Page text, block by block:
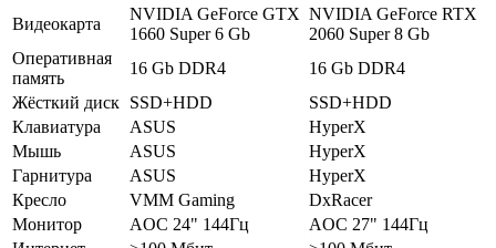
Видеокарта
NVIDIA GeForce GTX
1660 Super 6 Gb
NVIDIA GeForce RTX
2060 Super 8 Gb
Оперативная
память
16 Gb DDR4
16 Gb DDR4
Жёсткий диск SSD+HDD
SSD+HDD
Клавиатура
ASUS
HyperX
Мышь
ASUS
HyperX
Гарнитура
ASUS
HyperX
Кресло
VMM Gaming
DxRacer
Монитор
AOC 24" 144Гц
AOC 27" 144Гц